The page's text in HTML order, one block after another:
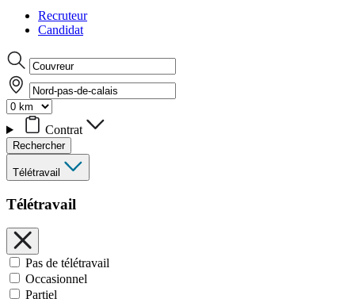
Recruteur
Candidat
Contrat
Rechercher
Télétravail
Télétravail
Pas de télétravail
Occasionnel
Partiel